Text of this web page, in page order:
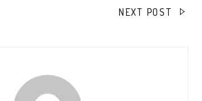
NEXT POST